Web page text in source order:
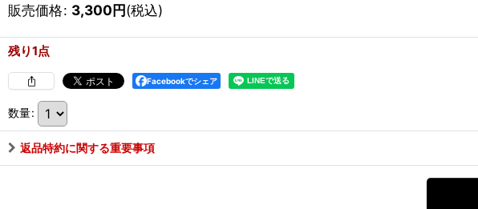
販売価格: 3,300円(税込)
残り1点
Facebookでシェア
数量:
返品特約に関する重要事項